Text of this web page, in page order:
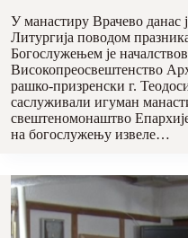
У манастиру Врачево данас
Литургија поводом
Богослужењем је
Високопреосвештенство
рашко-призренски г.
саслуживали игуман
свештеномонаштво
на богослужењу извеле…